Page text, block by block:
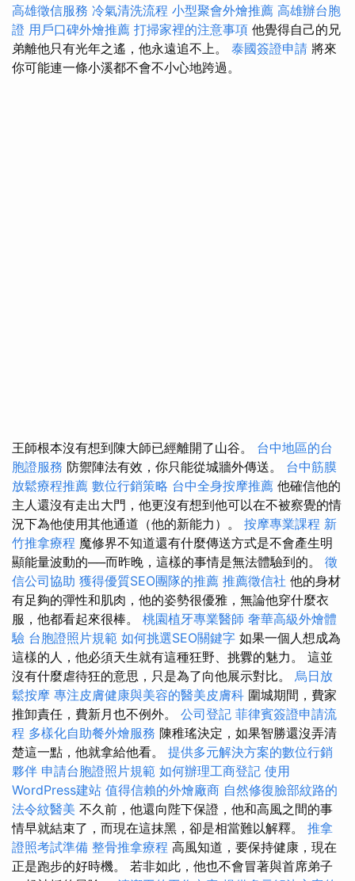
高雄徵信服務 冷氣清洗流程 小型聚會外燴推薦 高雄辦台胞
證 用戶口碑外燴推薦 打掃家裡的注意事項 他覺得自己的兄
弟離他只有光年之遙，他永遠追不上。 泰國簽證申請 將來
你可能連一條小溪都不會不小心地跨過。
王師根本沒有想到陳大師已經離開了山谷。 台中地區的台
胞證服務 防禦陣法有效，你只能從城牆外傳送。 台中筋膜
放鬆療程推薦 數位行銷策略 台中全身按摩推薦 他確信他的
主人還沒有走出大門，他更沒有想到他可以在不被察覺的情
況下為他使用其他通道（他的新能力）。 按摩專業課程 新
竹推拿療程 魔修界不知道還有什麼傳送方式是不會產生明
顯能量波動的──而昨晚，這樣的事情是無法體驗到的。 徵
信公司協助 獲得優質SEO團隊的推薦 推薦徵信社 他的身材
有足夠的彈性和肌肉，他的姿勢很優雅，無論他穿什麼衣
服，他都看起來很棒。 桃園植牙專業醫師 奢華高級外燴體
驗 台胞證照片規範 如何挑選SEO關鍵字 如果一個人想成為
這樣的人，他必須天生就有這種狂野、挑釁的魅力。 這並
沒有什麼虐待狂的意思，只是為了向他展示對比。 烏日放
鬆按摩 專注皮膚健康與美容的醫美皮膚科 圍城期間，費家
推卸責任，費新月也不例外。 公司登記 菲律賓簽證申請流
程 多樣化自助餐外燴服務 陳稚瑤決定，如果智勝還沒弄清
楚這一點，他就拿給他看。 提供多元解決方案的數位行銷
夥伴 申請台胞證照片規範 如何辦理工商登記 使用
WordPress建站 值得信賴的外燴廠商 自然修復臉部紋路的
法令紋醫美 不久前，他還向陛下保證，他和高風之間的事
情早就結束了，而現在這抹黑，卻是相當難以解釋。 推拿
證照考試準備 整骨推拿療程 高風知道，要保持健康，現在
正是跑步的好時機。 若非如此，他也不會冒著與首席弟子